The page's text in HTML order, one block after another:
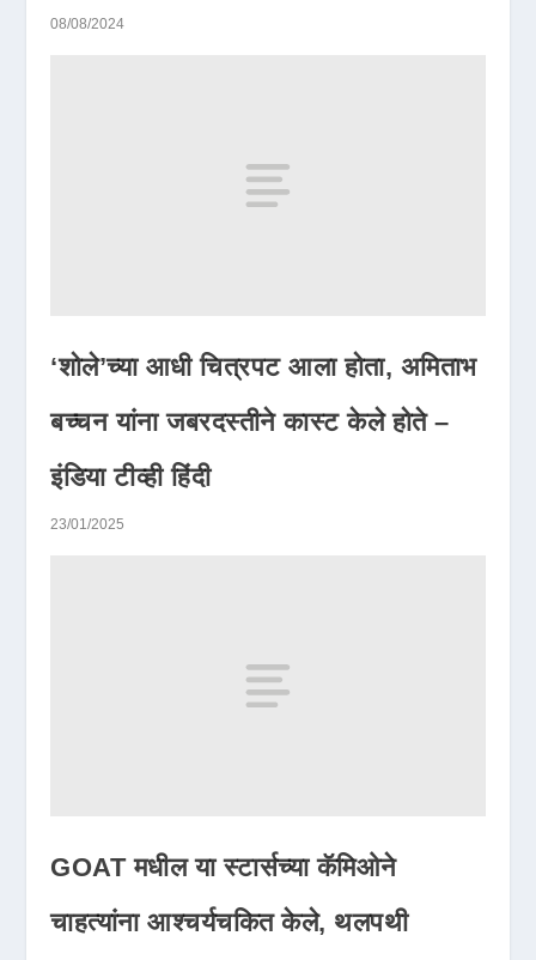
08/08/2024
‘शोले’च्या आधी चित्रपट आला होता, अमिताभ
बच्चन यांना जबरदस्तीने कास्ट केले होते –
इंडिया टीव्ही हिंदी
23/01/2025
GOAT मधील या स्टार्सच्या कॅमिओने
चाहत्यांना आश्चर्यचकित केले, थलपथी